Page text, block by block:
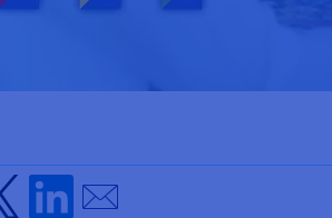
Send by email